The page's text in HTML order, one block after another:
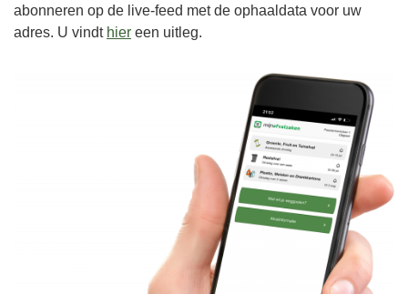
abonneren op de live-feed met de ophaaldata voor uw
adres. U vindt hier een uitleg.